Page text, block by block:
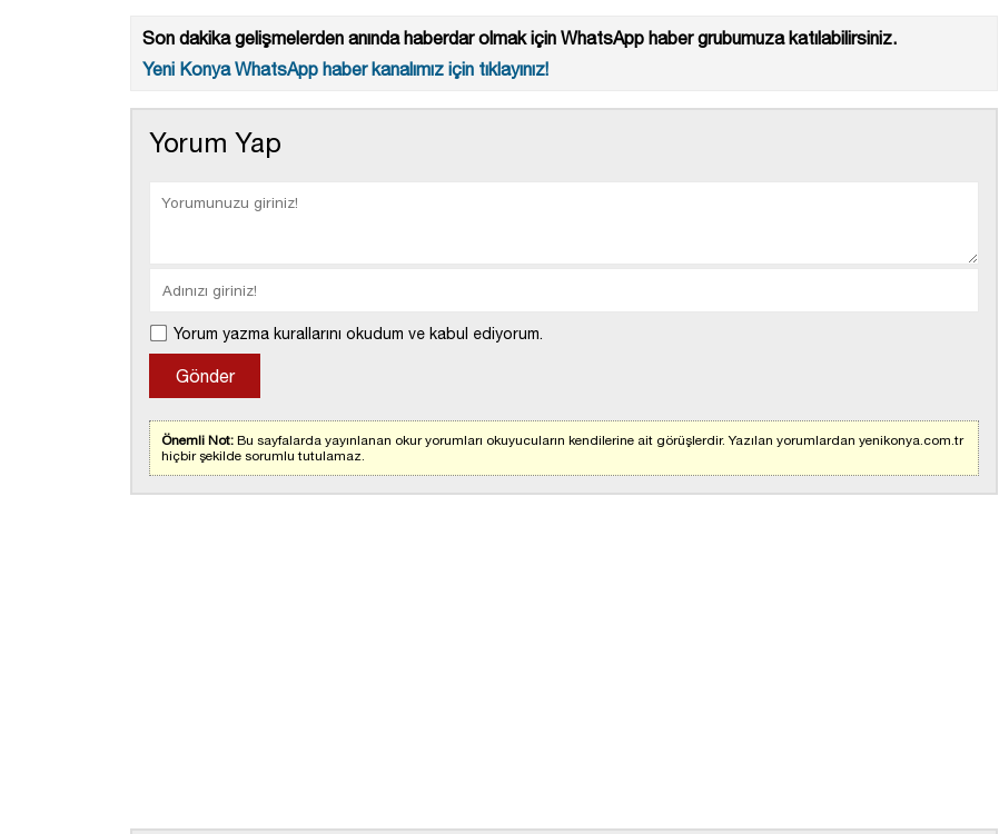
Son dakika gelişmelerden anında haberdar olmak için WhatsApp haber grubumuza katılabilirsiniz.
Yeni Konya WhatsApp haber kanalımız için tıklayınız!
Yorum Yap
Yorum yazma kurallarını okudum ve kabul ediyorum.
Önemli Not: Bu sayfalarda yayınlanan okur yorumları okuyucuların kendilerine ait görüşlerdir. Yazılan yorumlardan yenikonya.com.tr
hiçbir şekilde sorumlu tutulamaz.